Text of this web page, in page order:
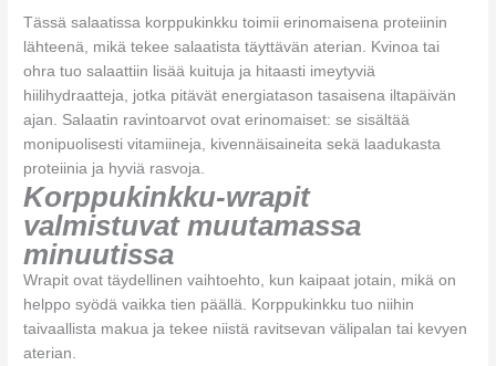
Tässä salaatissa korppukinkku toimii erinomaisena proteiinin
lähteenä, mikä tekee salaatista täyttävän aterian. Kvinoa tai
ohra tuo salaattiin lisää kuituja ja hitaasti imeytyviä
hiilihydraatteja, jotka pitävät energiatason tasaisena iltapäivän
ajan. Salaatin ravintoarvot ovat erinomaiset: se sisältää
monipuolisesti vitamiineja, kivennäisaineita sekä laadukasta
proteiinia ja hyviä rasvoja.
Korppukinkku-wrapit
valmistuvat muutamassa
minuutissa
Wrapit ovat täydellinen vaihtoehto, kun kaipaat jotain, mikä on
helppo syödä vaikka tien päällä. Korppukinkku tuo niihin
taivaallista makua ja tekee niistä ravitsevan välipalan tai kevyen
aterian.